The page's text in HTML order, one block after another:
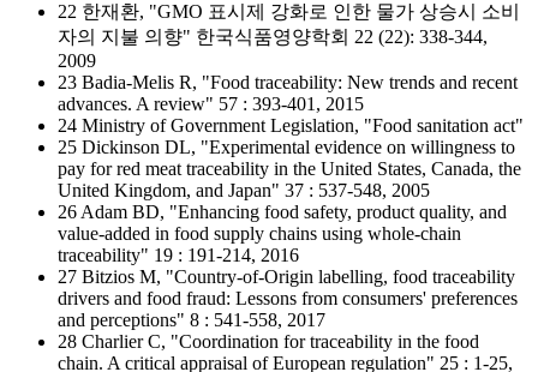
22 한재환, "GMO 표시제 강화로 인한 물가 상승시 소비
자의 지불 의향" 한국식품영양학회 22 (22): 338-344,
2009
23 Badia-Melis R, "Food traceability: New trends and recent
advances. A review" 57 : 393-401, 2015
24 Ministry of Government Legislation, "Food sanitation act"
25 Dickinson DL, "Experimental evidence on willingness to
pay for red meat traceability in the United States, Canada, the
United Kingdom, and Japan" 37 : 537-548, 2005
26 Adam BD, "Enhancing food safety, product quality, and
value-added in food supply chains using whole-chain
traceability" 19 : 191-214, 2016
27 Bitzios M, "Country-of-Origin labelling, food traceability
drivers and food fraud: Lessons from consumers' preferences
and perceptions" 8 : 541-558, 2017
28 Charlier C, "Coordination for traceability in the food
chain. A critical appraisal of European regulation" 25 : 1-25,